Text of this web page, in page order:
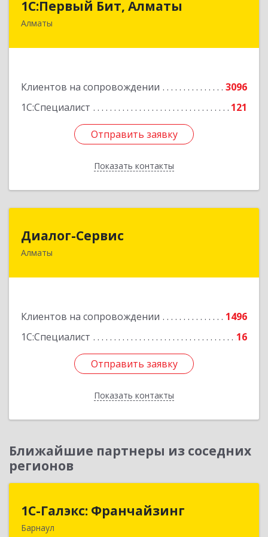
1С:Первый Бит, Алматы
Алматы
Клиентов на сопровождении
3096
1С:Специалист
121
Отправить заявку
Показать контакты
050046, Казахстан, Алматы,ул. Сатпаева, д. 90/1,
Отправить заявку
Назад
Диалог-Сервис
Алматы
Клиентов на сопровождении
1496
1С:Специалист
16
Отправить заявку
Показать контакты
050057, Республика Казахстан, г. Алматы, ул.
Отправить заявку
Назад
Ближайшие партнеры из соседних
регионов
1С-Галэкс: Франчайзинг
Барнаул
1С-Галэкс: Франчайзинг
656015, Алтайский край, Барнаул г, Деповская